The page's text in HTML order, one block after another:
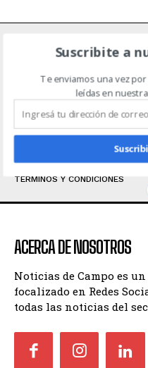
NOTICIAS
ACTUALIDAD AGRICULTURA
MAQUINARIA AGRÍCOLA
INICIO CONTACTO
POLÍTICA
TÉRMINOS Y CONDICIONES
ACERCA DE NOSOTROS
Noticias de Campo es
focalizado en Redes
todas las noticias del
Suscribite a
Te enviamos una vez
leídas en